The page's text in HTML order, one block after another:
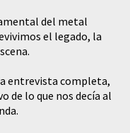
del metal
el legado, la
entrevista completa,
de lo que nos decía al